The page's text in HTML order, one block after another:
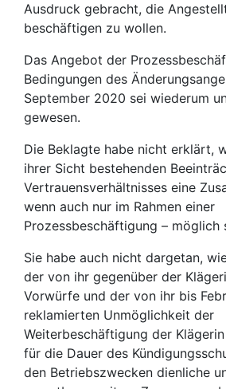
Ausdruck gebracht, die
beschäftigen zu wollen.
Das Angebot der
Bedingungen des
September 2020 sei wiederum
gewesen.
Die Beklagte habe nicht erklärt,
ihrer Sicht bestehenden
Vertrauensverhältnisses eine
wenn auch nur im Rahmen einer
Prozessbeschäftigung – möglich
Sie habe auch nicht dargetan,
der von ihr gegenüber der
Vorwürfe und der von ihr bis
reklamierten Unmöglichkeit der
Weiterbeschäftigung der
für die Dauer des
den Betriebszwecken dienliche